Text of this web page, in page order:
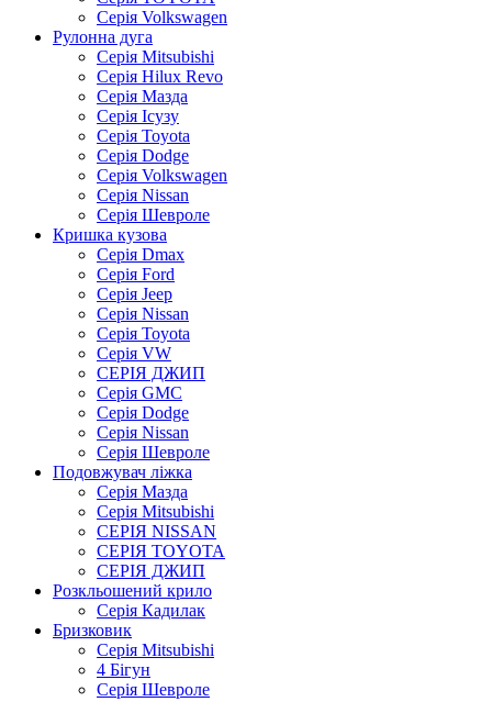
Серія Volkswagen
Рулонна дуга
Серія Mitsubishi
Серія Hilux Revo
Серія Мазда
Серія Ісузу
Серія Toyota
Серія Dodge
Серія Volkswagen
Серія Nissan
Серія Шевроле
Кришка кузова
Серія Dmax
Серія Ford
Серія Jeep
Серія Nissan
Серія Toyota
Серія VW
СЕРІЯ ДЖИП
Серія GMC
Серія Dodge
Серія Nissan
Серія Шевроле
Подовжувач ліжка
Серія Мазда
Серія Mitsubishi
СЕРІЯ NISSAN
СЕРІЯ TOYOTA
СЕРІЯ ДЖИП
Розкльошений крило
Серія Кадилак
Бризковик
Серія Mitsubishi
4 Бігун
Серія Шевроле